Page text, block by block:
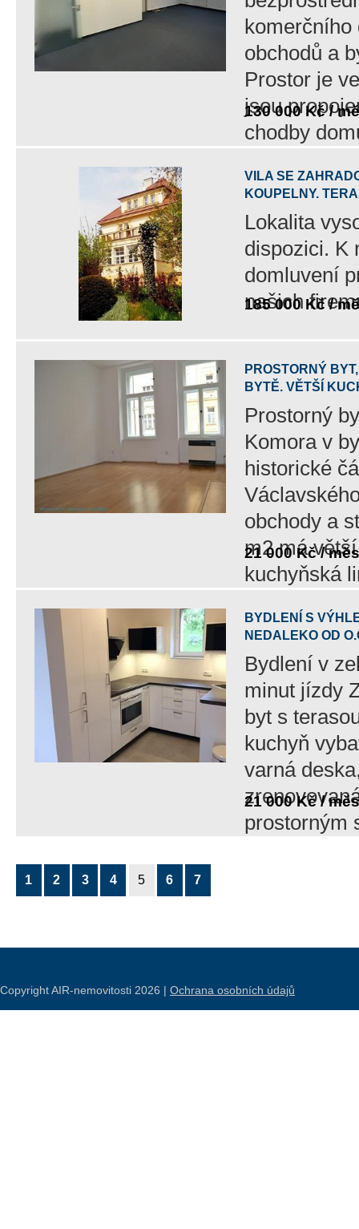
obchodů a
Prostor je
jsou
chodby
130 000 Kč /
VILA SE
KOUPELNY.
Lokalita
dispozici. K
domluvení
našich
185 000 Kč /
PROSTORNÝ
BYTĚ. VĚTŠÍ
Prostorný
Komora v
historické
obchody a
m2 má
kuchyňská
21 000 Kč / měs
BYDLENÍ S
NEDALEKO OD
Bydlení v
minut jízdy
byt s
kuchyň
varná
prostorným
21 000 Kč / měs
1 2 3 4 5 6 7
Copyright AIR-nemovitosti 2026 | Ochrana osobních údajů